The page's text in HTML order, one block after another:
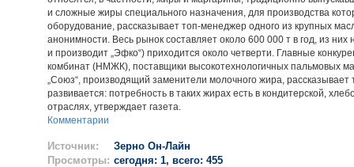
и сложные жиры специального назначения, для производства
оборудование, рассказывает топ-менеджер одного из крупных
анонимности. Весь рынок составляет около 600 000 т в год, из
и производит „Эфко“) приходится около четверти. Главные
комбинат (НМЖК), поставщики высокотехнологичных пальмовых
„Союз“, производящий заменители молочного жира,
развивается: потребность в таких жирах есть в кондитерской,
отраслях, утверждает газета.
Комментарии
Источник:
Зерно Он-Лайн
Просмотры: сегодня: 1, всего: 455